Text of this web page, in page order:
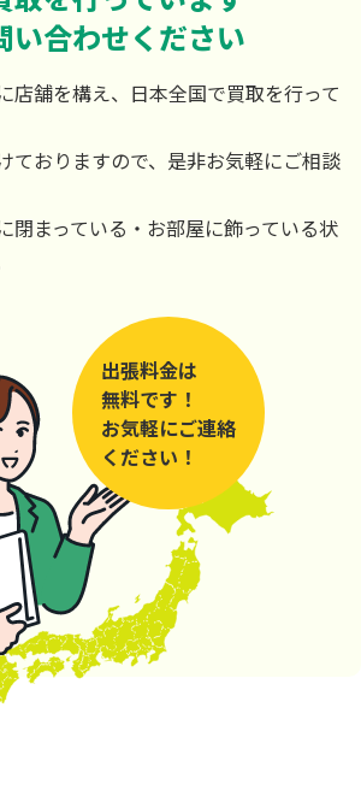
い合わせください
店舗を構え、日本全国で買取を行って
ておりますので、是非お気軽にご相談
閉まっている・お部屋に飾っている状
出張料金は
無料です！
お気軽にご連絡
ください！